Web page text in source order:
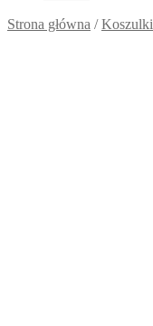
Strona główna /Koszulki